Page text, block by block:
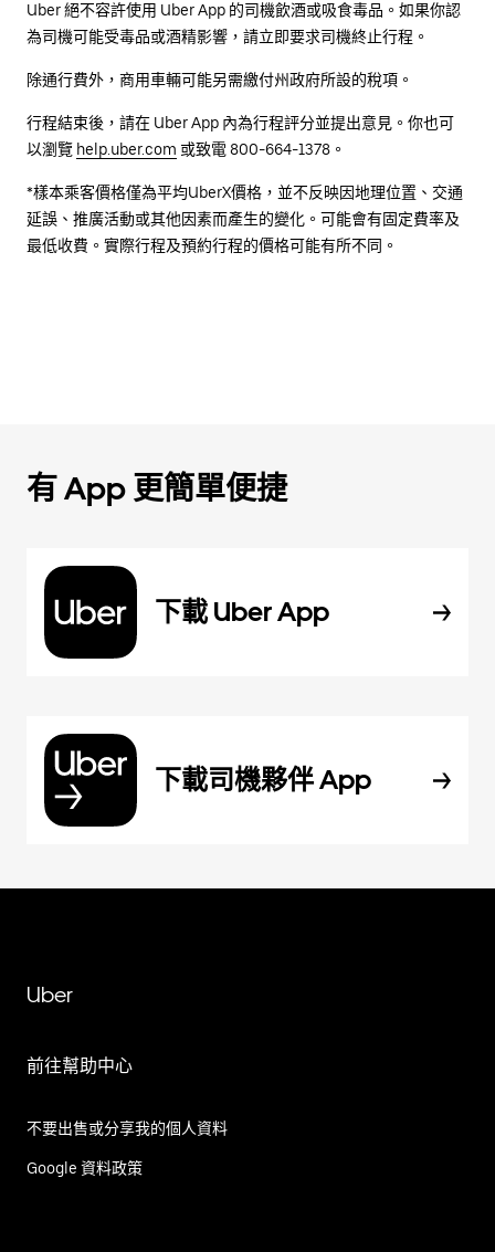
Uber 絕不容許使用 Uber App 的司機飲酒或吸食毒品。如果你認
為司機可能受毒品或酒精影響，請立即要求司機終止行程。
除通行費外，商用車輛可能另需繳付州政府所設的稅項。
行程結束後，請在 Uber App 內為行程評分並提出意見。你也可
以瀏覽 help.uber.com 或致電 800-664-1378。
*樣本乘客價格僅為平均UberX價格，並不反映因地理位置、交通
延誤、推廣活動或其他因素而產生的變化。可能會有固定費率及
最低收費。實際行程及預約行程的價格可能有所不同。
有 App 更簡單便捷
下載 Uber App
下載司機夥伴 App
Uber
前往幫助中心
不要出售或分享我的個人資料
Google 資料政策